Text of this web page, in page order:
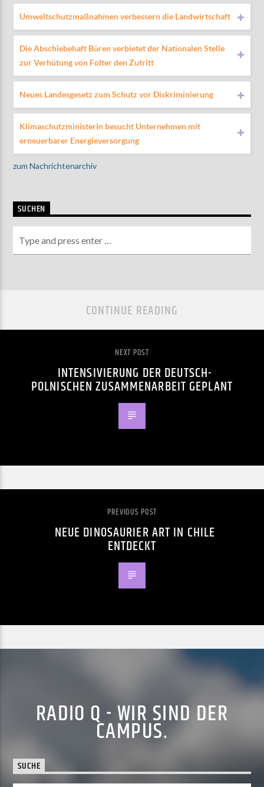
Umweltschutzmaßnahmen verbessern die Landwirtschaft
Die Abschiebehaft Büren verbietet der Nationalen Stelle
zur Verhütung von Folter den Zutritt
Neues Landesgesetz zum Schutz vor Diskriminierung
Klimaschutzministerin besucht Unternehmen mit
erneuerbarer Energieversorgung
zum Nachrichtenarchiv
SUCHEN
CONTINUE READING
NEXT POST
INTENSIVIERUNG DER DEUTSCH-
POLNISCHEN ZUSAMMENARBEIT GEPLANT
PREVIOUS POST
NEUE DINOSAURIER ART IN CHILE
ENTDECKT
RADIO Q - WIR SIND DER
CAMPUS.
SUCHE